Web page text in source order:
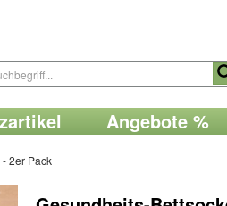
Angebote %
2er Pack